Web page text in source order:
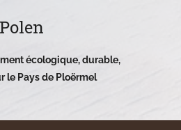
écologique, durable,
le Pays de Ploërmel